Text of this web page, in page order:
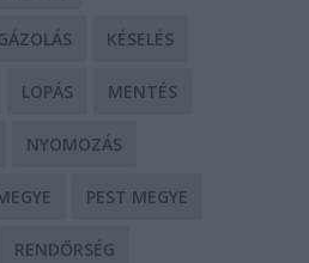
KÉSELÉS
LOPÁS MENTÉS
NYOMOZÁS
PEST MEGYE
RENDŐRSÉG